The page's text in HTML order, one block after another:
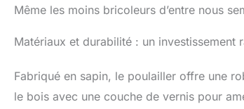
Même les moins bricoleurs d’entre nous
Matériaux et durabilité : un investissement
Fabriqué en sapin, le poulailler offre une
le bois avec une couche de vernis pour